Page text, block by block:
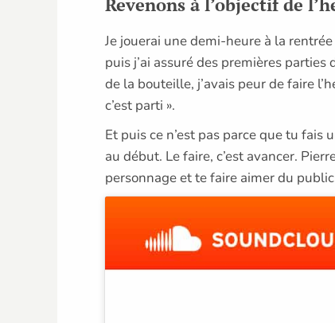
Je jouerai une demi-heure à la
puis j’ai assuré des premières parties
de la bouteille, j’avais peur de faire
c’est parti ».
Et puis ce n’est pas parce que tu
au début. Le faire, c’est avancer.
personnage et te faire aimer du